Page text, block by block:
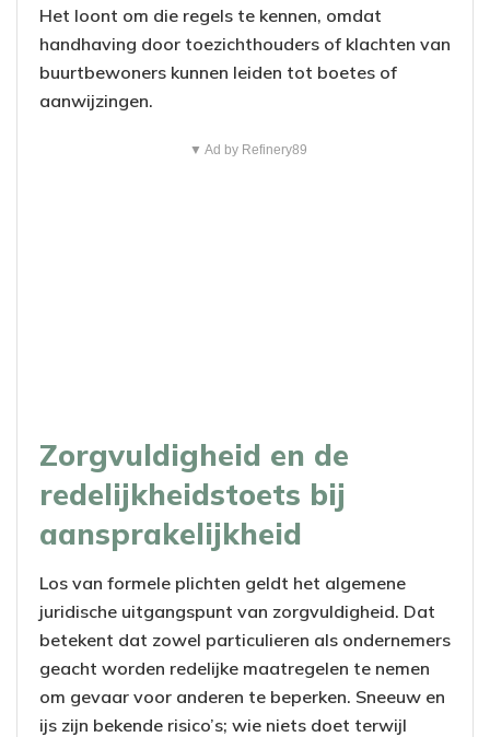
Het loont om die regels te kennen, omdat
handhaving door toezichthouders of klachten van
buurtbewoners kunnen leiden tot boetes of
aanwijzingen.
▼ Ad by Refinery89
Zorgvuldigheid en de
redelijkheidstoets bij
aansprakelijkheid
Los van formele plichten geldt het algemene
juridische uitgangspunt van zorgvuldigheid. Dat
betekent dat zowel particulieren als ondernemers
geacht worden redelijke maatregelen te nemen
om gevaar voor anderen te beperken. Sneeuw en
ijs zijn bekende risico’s; wie niets doet terwijl